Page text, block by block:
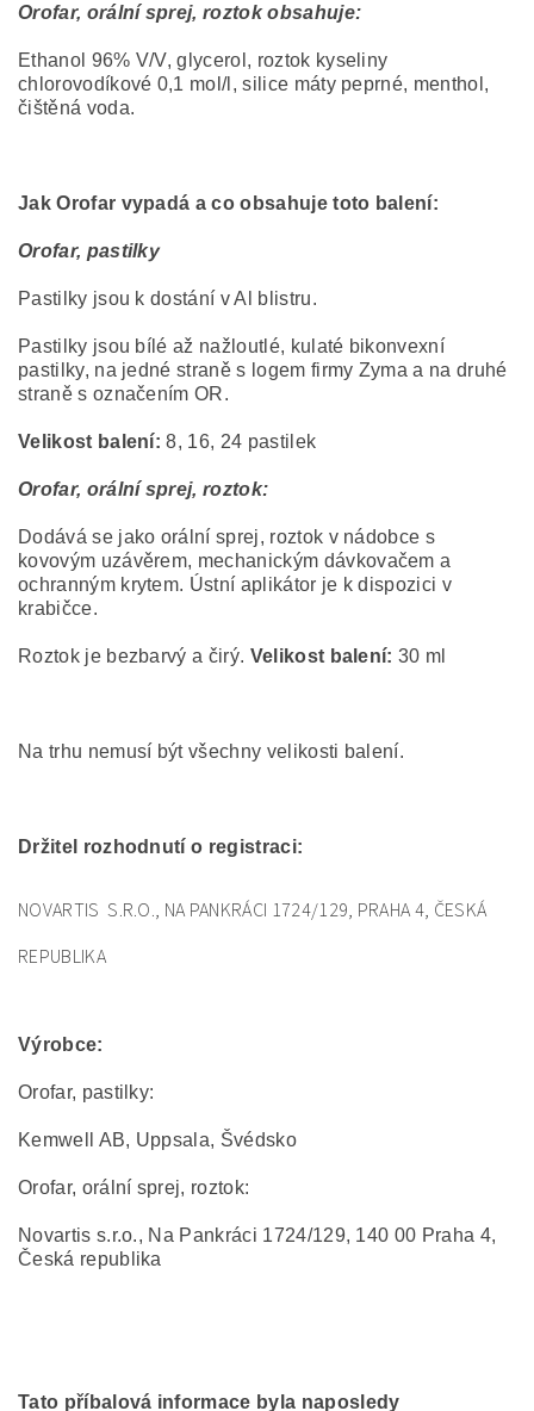
Orofar, orální sprej, roztok obsahuje:
Ethanol 96% V/V, glycerol, roztok kyseliny
chlorovodíkové 0,1 mol/l, silice máty peprné, menthol,
čištěná voda.
Jak Orofar vypadá a co obsahuje toto balení:
Orofar, pastilky
Pastilky jsou k dostání v Al blistru.
Pastilky jsou bílé až nažloutlé, kulaté bikonvexní
pastilky, na jedné straně s logem firmy Zyma a na druhé
straně s označením OR.
Velikost balení:8, 16, 24 pastilek
Orofar, orální sprej, roztok:
Dodává se jako orální sprej, roztok v nádobce s
kovovým uzávěrem, mechanickým dávkovačem a
ochranným krytem. Ústní aplikátor je k dispozici v
krabičce.
Roztok je bezbarvý a čirý. Velikost balení: 30 ml
Na trhu nemusí být všechny velikosti balení.
Držitel rozhodnutí o registraci:
NOVARTIS S.R.O., NA PANKRÁCI 1724/129, PRAHA 4, ČESKÁ
REPUBLIKA
Výrobce:
Orofar, pastilky:
Kemwell AB, Uppsala, Švédsko
Orofar, orální sprej, roztok:
Novartis s.r.o., Na Pankráci 1724/129, 140 00 Praha 4,
Česká republika
Tato příbalová informace byla naposledy